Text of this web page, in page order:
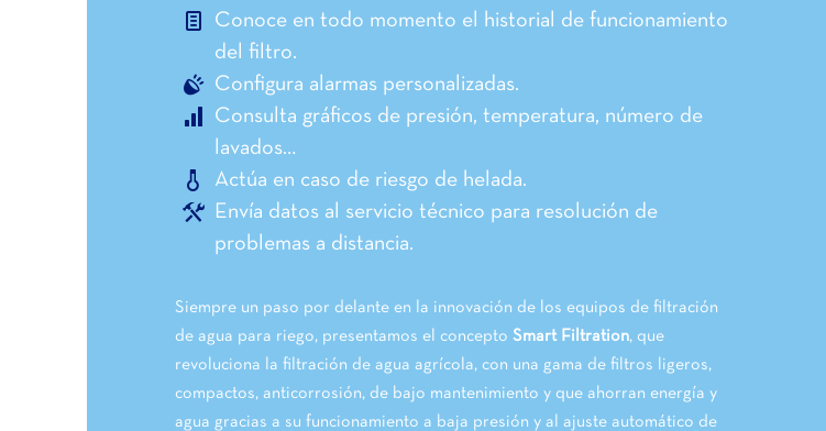
Conoce en todo momento el historial de funcionamiento
del filtro.
Configura alarmas personalizadas.
Consulta gráficos de presión, temperatura, número de
lavados…
Actúa en caso de riesgo de helada.
Envía datos al servicio técnico para resolución de
problemas a distancia.
Siempre un paso por delante en la innovación de los equipos de filtración
de agua para riego, presentamos el concepto Smart Filtration, que
revoluciona la filtración de agua agrícola, con una gama de filtros ligeros,
compactos, anticorrosión, de bajo mantenimiento y que ahorran energía y
agua gracias a su funcionamiento a baja presión y al ajuste automático de